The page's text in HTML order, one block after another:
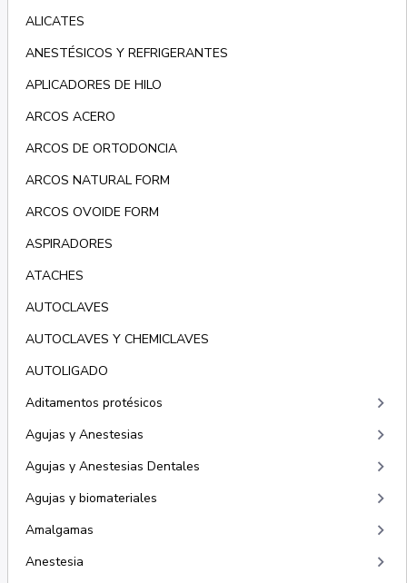
ALICATES
ANESTÉSICOS Y REFRIGERANTES
APLICADORES DE HILO
ARCOS ACERO
ARCOS DE ORTODONCIA
ARCOS NATURAL FORM
ARCOS OVOIDE FORM
ASPIRADORES
ATACHES
AUTOCLAVES
AUTOCLAVES Y CHEMICLAVES
AUTOLIGADO
Aditamentos protésicos
keyboard_arrow_right
Agujas y Anestesias keyboard_arrow_right
Agujas y Anestesias Dentales keyboard_arrow_right
Agujas y biomateriales keyboard_arrow_right
Amalgamas keyboard_arrow_right
Anestesia keyboard_arrow_right